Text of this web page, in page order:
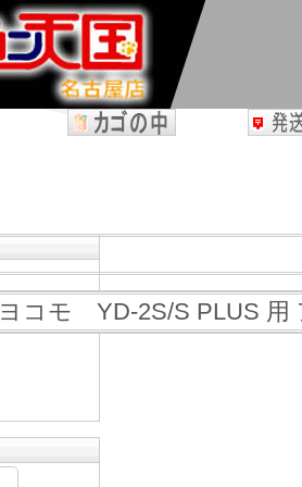
ヨコモ YD-2S/S PLUS 用